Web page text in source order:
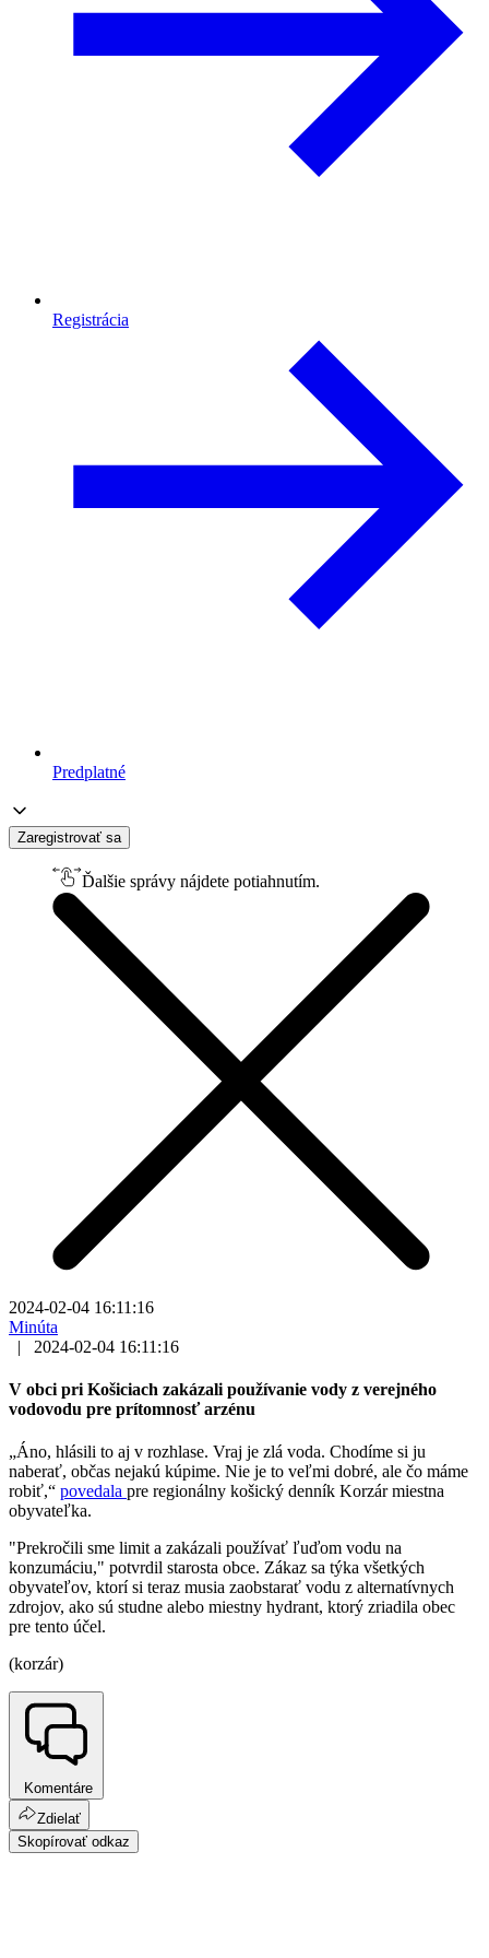
Registrácia
Predplatné
Zaregistrovať sa
Ďalšie správy nájdete potiahnutím.
2024-02-04 16:11:16
Minúta
|
2024-02-04 16:11:16
V obci pri Košiciach zakázali používanie vody z verejného
vodovodu pre prítomnosť arzénu
„Áno, hlásili to aj v rozhlase. Vraj je zlá voda. Chodíme si ju
naberať, občas nejakú kúpime. Nie je to veľmi dobré, ale čo máme
robiť,“ povedala pre regionálny košický denník Korzár miestna
obyvateľka.
"Prekročili sme limit a zakázali používať ľuďom vodu na
konzumáciu," potvrdil starosta obce. Zákaz sa týka všetkých
obyvateľov, ktorí si teraz musia zaobstarať vodu z alternatívnych
zdrojov, ako sú studne alebo miestny hydrant, ktorý zriadila obec
pre tento účel.
(korzár)
Komentáre
Zdielať
Skopírovať odkaz